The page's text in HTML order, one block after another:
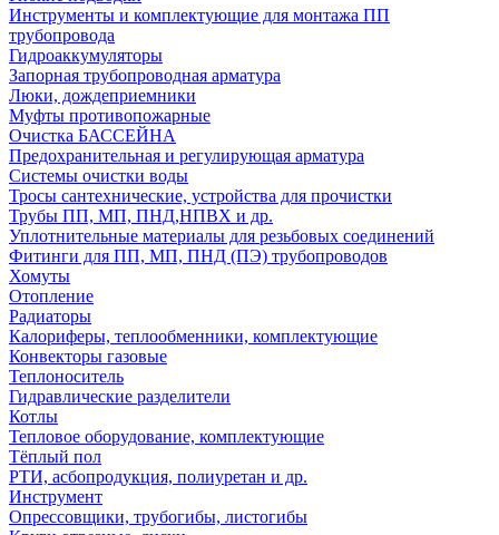
Инструменты и комплектующие для монтажа ПП
трубопровода
Гидроаккумуляторы
Запорная трубопроводная арматура
Люки, дождеприемники
Муфты противопожарные
Очистка БАССЕЙНА
Предохранительная и регулирующая арматура
Системы очистки воды
Тросы сантехнические, устройства для прочистки
Трубы ПП, МП, ПНД,НПВХ и др.
Уплотнительные материалы для резьбовых соединений
Фитинги для ПП, МП, ПНД (ПЭ) трубопроводов
Хомуты
Отопление
Радиаторы
Калориферы, теплообменники, комплектующие
Конвекторы газовые
Теплоноситель
Гидравлические разделители
Котлы
Тепловое оборудование, комплектующие
Тёплый пол
РТИ, асбопродукция, полиуретан и др.
Инструмент
Опрессовщики, трубогибы, листогибы